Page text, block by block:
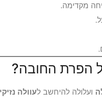
מקדימה.
הפרת החובה?
ועלולה להיחשב לעוולה